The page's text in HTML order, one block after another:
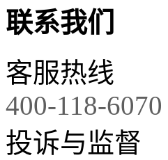
联系我们
客服热线
400-118-6070
投诉与监督